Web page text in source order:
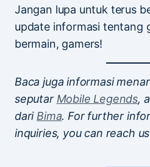
Jangan lupa untuk terus
update informasi tentang
bermain, gamers!
Baca juga informasi
seputar Mobile Legends,
dari Bima. For further
inquiries, you can reach